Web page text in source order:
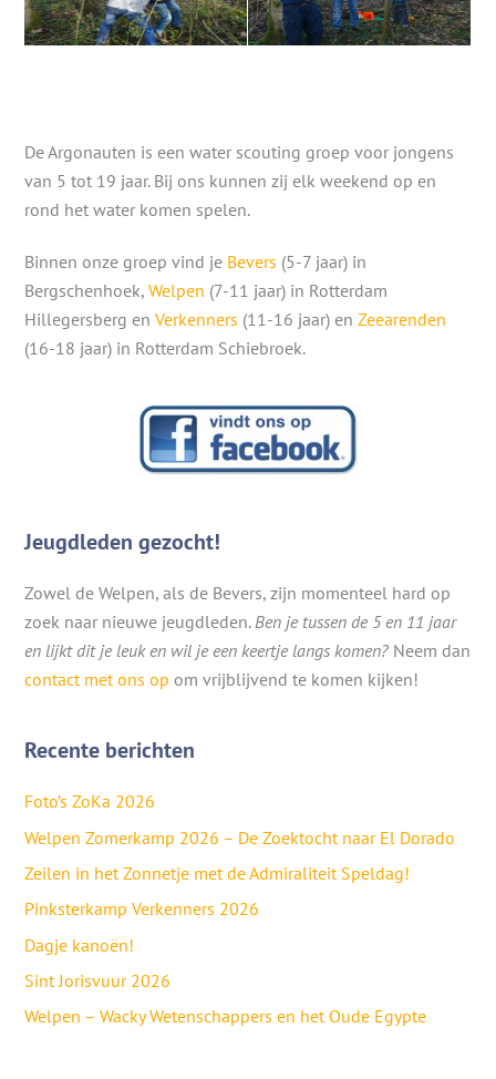
De Argonauten is een water scouting groep voor jongens
van 5 tot 19 jaar. Bij ons kunnen zij elk weekend op en
rond het water komen spelen.
Binnen onze groep vind je Bevers (5-7 jaar) in
Bergschenhoek,Welpen (7-11 jaar) in Rotterdam
Hillegersberg enVerkenners (11-16 jaar) enZeearenden
(16-18 jaar) in Rotterdam Schiebroek.
Jeugdleden gezocht!
Zowel de Welpen, als de Bevers, zijn momenteel hard op
zoek naar nieuwe jeugdleden. Ben je tussen de 5 en 11 jaar
en lijkt dit je leuk en wil je een keertje langs komen? Neem dan
contact met ons op om vrijblijvend te komen kijken!
Recente berichten
Foto’s ZoKa 2026
Welpen Zomerkamp 2026 – De Zoektocht naar El Dorado
Zeilen in het Zonnetje met de Admiraliteit Speldag!
Pinksterkamp Verkenners 2026
Dagje kanoën!
Sint Jorisvuur 2026
Welpen – Wacky Wetenschappers en het Oude Egypte